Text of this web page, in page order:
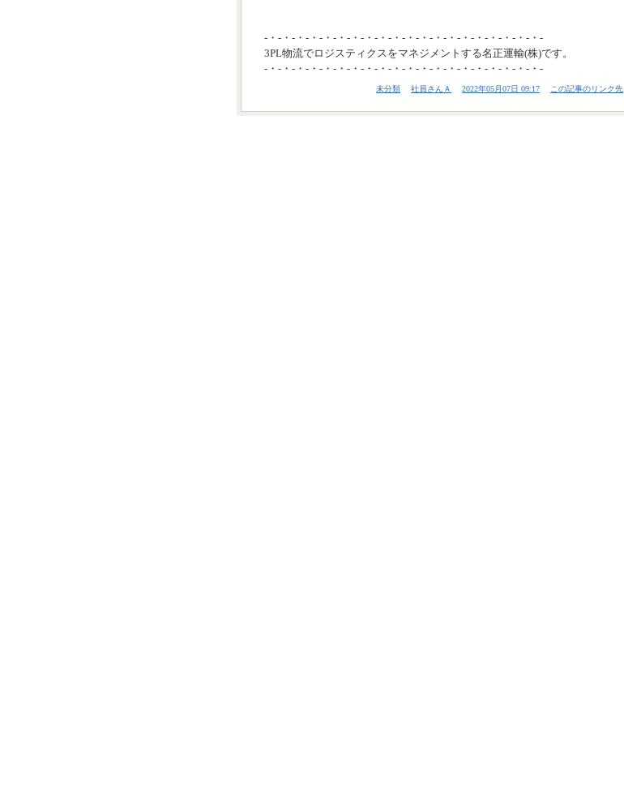
-・-・-・-・-・-・-・-・-・-・-・-・-・-・-・-・-・-・-・-・-
3PL物流でロジスティクスをマネジメントする名正運輸(株)です。
-・-・-・-・-・-・-・-・-・-・-・-・-・-・-・-・-・-・-・-・-
未分類 社員さんＡ 2022年05月07日 09:17 この記事のリンク先